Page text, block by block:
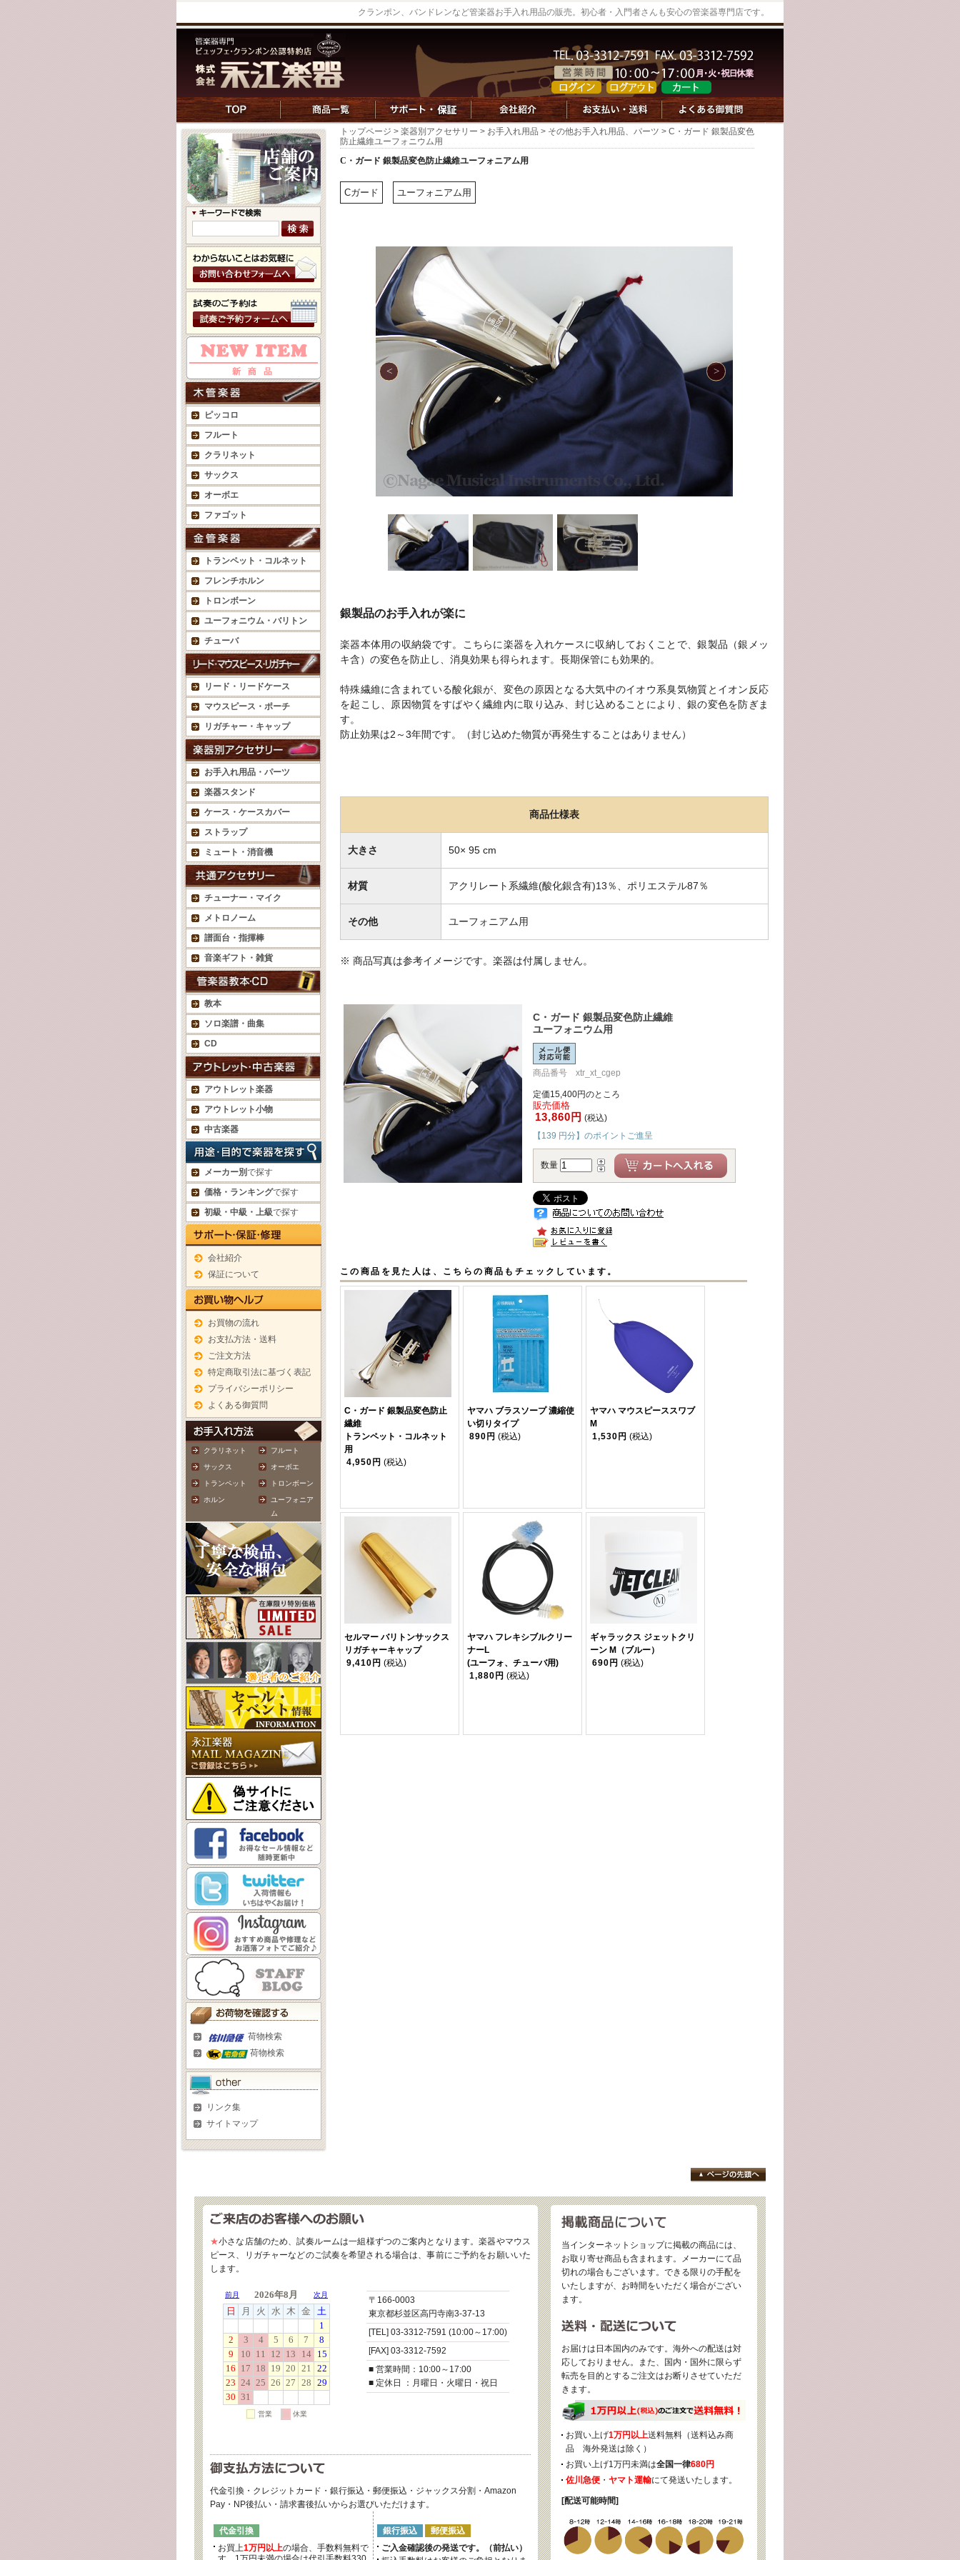
クランポン、バンドレンなど管楽器お手入れ用品の販売。初心者・入門者さんも安心の管楽器専門店です。
ピッコロ
フルート
クラリネット
サックス
オーボエ
ファゴット
トランペット・コルネット
フレンチホルン
トロンボーン
ユーフォニウム・バリトン
チューバ
リード・リードケース
マウスピース・ポーチ
リガチャー・キャップ
お手入れ用品・パーツ
楽器スタンド
ケース・ケースカバー
ストラップ
ミュート・消音機
チューナー・マイク
メトロノーム
譜面台・指揮棒
音楽ギフト・雑貨
教本
ソロ楽譜・曲集
CD
アウトレット楽器
アウトレット小物
中古楽器
メーカー別で探す
価格・ランキングで探す
初級・中級・上級で探す
会社紹介
保証について
お買物の流れ
お支払方法・送料
ご注文方法
特定商取引法に基づく表記
プライバシーポリシー
よくある御質問
クラリネット フルート
サックス オーボエ
トランペット トロンボーン
ホルン
ユーフォニア
ム
荷物検索
荷物検索
リンク集
サイトマップ
トップページ > 楽器別アクセサリー > お手入れ用品 > その他お手入れ用品、パーツ > C・ガード 銀製品変色
防止繊維ユーフォニウム用
C・ガード 銀製品変色防止繊維ユーフォニアム用
Cガード ユーフォニアム用
銀製品のお手入れが楽に
楽器本体用の収納袋です。こちらに楽器を入れケースに収納しておくことで、銀製品（銀メッ
キ含）の変色を防止し、消臭効果も得られます。長期保管にも効果的。
特殊繊維に含まれている酸化銀が、変色の原因となる大気中のイオウ系臭気物質とイオン反応
を起こし、原因物質をすばやく繊維内に取り込み、封じ込めることにより、銀の変色を防ぎま
す。
防止効果は2～3年間です。（封じ込めた物質が再発生することはありません）
商品仕様表
大きさ 50× 95 cm
材質 アクリレート系繊維(酸化銀含有)13％、ポリエステル87％
その他 ユーフォニアム用
※ 商品写真は参考イメージです。楽器は付属しません。
C・ガード 銀製品変色防止繊維
ユーフォニウム用
商品番号 xtr_xt_cgep
定価15,400円のところ
販売価格
13,860円 (税込)
【139 円分】のポイントご進呈
数量
この商品を見た人は、こちらの商品もチェックしています。
C・ガード 銀製品変色防止
繊維
トランペット・コルネット
用
4,950円 (税込)
ヤマハ ブラスソープ 濃縮使
い切りタイプ
890円 (税込)
ヤマハ マウスピーススワブ
M
1,530円 (税込)
セルマー バリトンサックス
リガチャーキャップ
9,410円 (税込)
ヤマハ フレキシブルクリー
ナーL
(ユーフォ、チューバ用)
1,880円 (税込)
ギャラックス ジェットクリ
ーン M（ブルー）
690円 (税込)
★小さな店舗のため、試奏ルームは一組様ずつのご案内となります。楽器やマウス
ピース、リガチャーなどのご試奏を希望される場合は、事前にご予約をお願いいた
します。
〒166-0003
東京都杉並区高円寺南3-37-13
[TEL] 03-3312-7591 (10:00～17:00)
[FAX] 03-3312-7592
■ 営業時間：10:00～17:00
■ 定休日 ：月曜日・火曜日・祝日
代金引換・クレジットカード・銀行振込・郵便振込・ジャックス分割・Amazon
Pay・NP後払い・請求書後払いからお選びいただけます。
代金引換
お買上1万円以上の場合、手数料無料で
銀行振込
郵便振込
ご入金確認後の発送です。（前払い）
当インターネットショップに掲載の商品には、
お取り寄せ商品も含まれます。メーカーにて品
切れの場合もございます。できる限りの手配を
いたしますが、お時間をいただく場合がござい
ます。
お届けは日本国内のみです。海外への配送は対
応しておりません。また、国内・国外に限らず
転売を目的とするご注文はお断りさせていただ
きます。
お買い上げ1万円以上送料無料（送料込み商
品 海外発送は除く）
お買い上げ1万円未満は全国一律680円
佐川急便 ・ ヤマト運輸にて発送いたします。
[配送可能時間]